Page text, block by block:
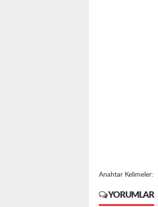
Anahtar Kelimeler:
YORUMLAR